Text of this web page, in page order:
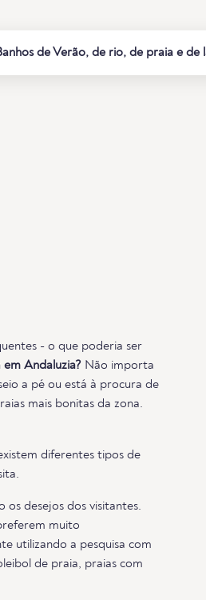
de Verão, de rio, de praia e de
- o que poderia ser
em Andaluzia? Não importa
a pé ou está à procura de
mais bonitas da zona.
diferentes tipos de
os desejos dos visitantes.
muito
utilizando a pesquisa com
de praia, praias com